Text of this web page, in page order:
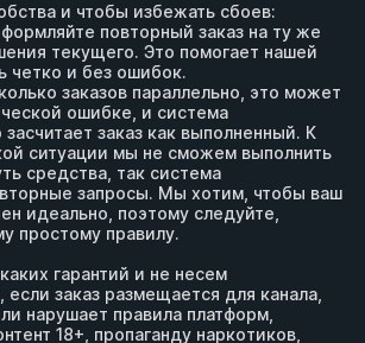
и чтобы избежать сбоев:
повторный заказ на ту же
текущего. Это помогает нашей
четко и без ошибок.
заказов параллельно, это может
ошибке, и система
заказ как выполненный. К
ситуации мы не сможем выполнить
средства, так система
запросы. Мы хотим, чтобы ваш
идеально, поэтому следуйте,
простому правилу.
гарантий и не несем
если заказ размещается для канала,
нарушает правила платформ,
18+, пропаганду наркотиков,